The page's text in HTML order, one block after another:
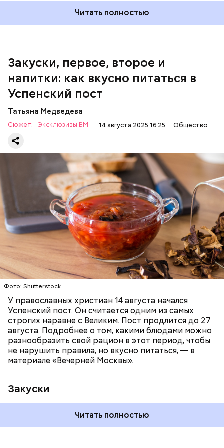
Читать полностью
Закуски, первое, второе и
напитки: как вкусно питаться в
Успенский пост
Татьяна Медведева
Сюжет: Эксклюзивы ВМ 14 августа 2025 16:25 Общество
Фото: Shutterstock
У православных христиан 14 августа начался
Успенский пост. Он считается одним из самых
строгих наравне с Великим. Пост продлится до 27
августа. Подробнее о том, какими блюдами можно
разнообразить свой рацион в этот период, чтобы
не нарушить правила, но вкусно питаться, — в
материале «Вечерней Москвы».
Закуски
Баклажаны с овощами
200 г шпината;
зелень петрушки и укропа.
Читать полностью
ПРАВОСЛАВИЕ ЕДА РЕЦЕПТЫ
По словам Вильфанда, с середины следующей
Читайте также:Синоптик предупредил о переносе
купального сезона в Москве и Подмосковье